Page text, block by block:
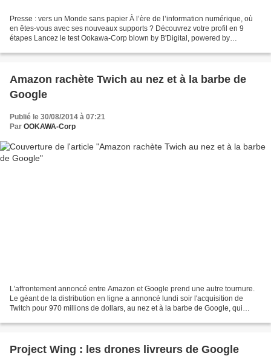
Presse : vers un Monde sans papier À l’ère de l’information numérique, où
en êtes-vous avec ses nouveaux supports ? Découvrez votre profil en 9
étapes Lancez le test Ookawa-Corp blown by B'Digital, powered by
Amazon rachète Twich au nez et à la barbe de
Google
Publié le 30/08/2014 à 07:21
Par OOKAWA-Corp
L'affrontement annoncé entre Amazon et Google prend une autre tournure.
Le géant de la distribution en ligne a annoncé lundi soir l'acquisition de
Twitch pour 970 millions de dollars, au nez et à la barbe de Google, qui
Project Wing : les drones livreurs de Google